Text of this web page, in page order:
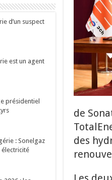
de
des
d’un suspect
est un agent
présidentiel
: Sonelgaz
électricité